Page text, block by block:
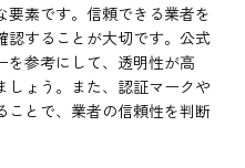
素です。信頼できる業者を
認することが大切です。公式
を参考にして、透明性が高
しょう。また、認証マークや
ことで、業者の信頼性を判断